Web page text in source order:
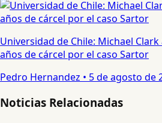
Universidad de Chile: Michael
años de cárcel por el caso Sartor
Pedro Hernandez • 5 de agosto de
Noticias Relacionadas